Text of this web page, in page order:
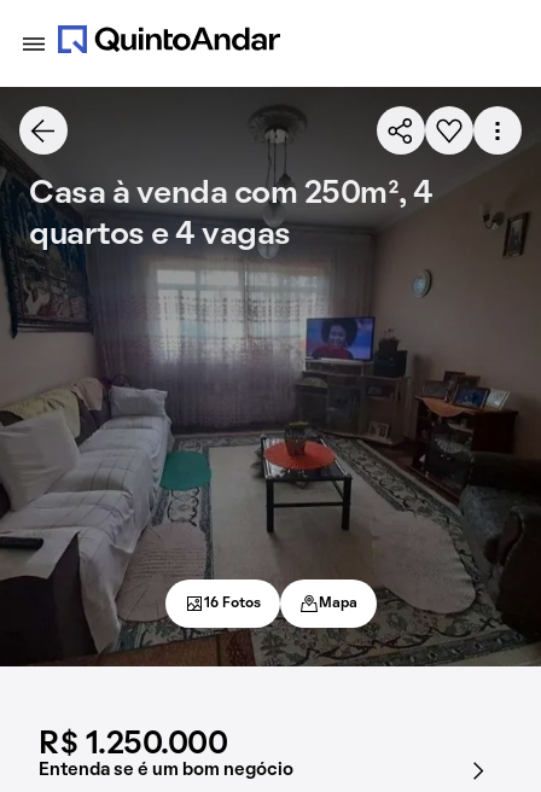
R$ 1.250.000
Entenda se é um bom negócio
Casa à venda com 250m², 4
quartos e 4 vagas
16 Fotos Mapa